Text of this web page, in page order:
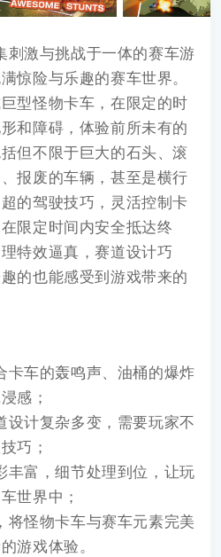
刺激与挑战于一体的赛车游
惊险与乐趣的赛车世界。
型怪物卡车，在限定的时
和障碍，体验前所未有的
但不限于巨大的石头、滚
报废的车辆，甚至是横行
的驾驶技巧，灵活控制卡
限定时间内安全抵达终
特效逼真，赛道设计巧
的也能感受到游戏带来的
卡车的轰鸣声、油桶的爆炸
感；
设计复杂多变，需要玩家不
巧；
丰富，细节处理到位，让玩
世界中；
将怪物卡车与赛车元素完美
游戏体验。